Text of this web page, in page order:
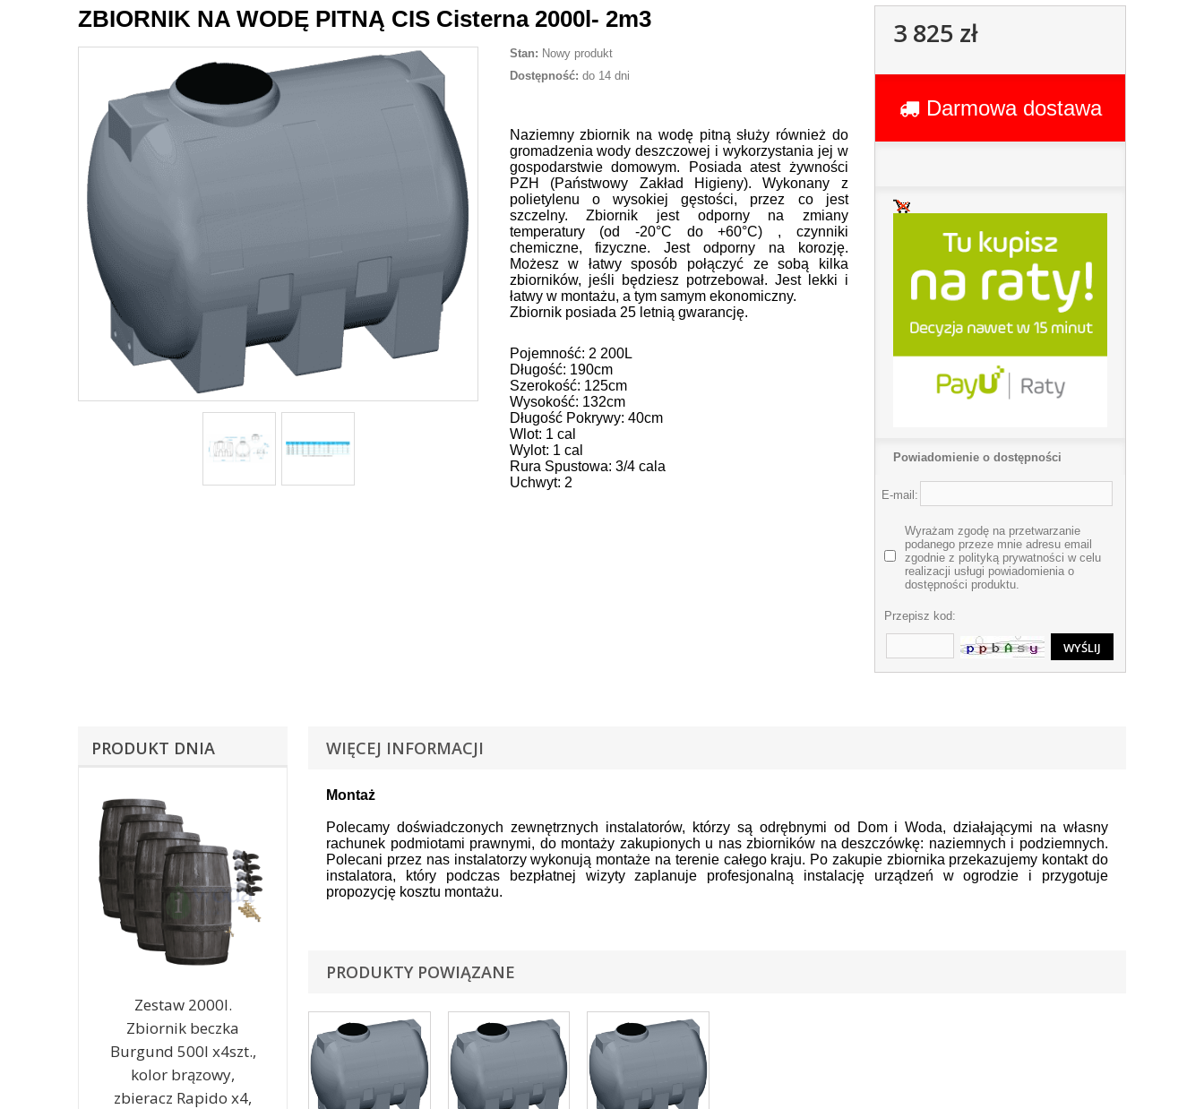
ZBIORNIK NA WODĘ PITNĄ CIS Cisterna 2000l- 2m3
Stan: Nowy produkt
Dostępność: do 14 dni
Naziemny zbiornik na wodę pitną służy również do
gromadzenia wody deszczowej i wykorzystania jej w
gospodarstwie domowym. Posiada atest żywności
PZH (Państwowy Zakład Higieny). Wykonany z
polietylenu o wysokiej gęstości, przez co jest
szczelny. Zbiornik jest odporny na zmiany
temperatury (od -20°C do +60°C) , czynniki
chemiczne, fizyczne. Jest odporny na korozję.
Możesz w łatwy sposób połączyć ze sobą kilka
zbiorników, jeśli będziesz potrzebował. Jest lekki i
łatwy w montażu, a tym samym ekonomiczny.
Zbiornik posiada 25 letnią gwarancję.
Pojemność: 2 200L
Długość: 190cm
Szerokość: 125cm
Wysokość: 132cm
Długość Pokrywy: 40cm
Wlot: 1 cal
Wylot: 1 cal
Rura Spustowa: 3/4 cala
Uchwyt: 2
3 825 zł
Darmowa dostawa
Powiadomienie o dostępności
E-mail:
Wyrażam zgodę na przetwarzanie
podanego przeze mnie adresu email
zgodnie z polityką prywatności w celu
realizacji usługi powiadomienia o
dostępności produktu.
Przepisz kod:
WIĘCEJ INFORMACJI
Montaż
Polecamy doświadczonych zewnętrznych instalatorów, którzy są odrębnymi od Dom i Woda, działającymi na własny
rachunek podmiotami prawnymi, do montaży zakupionych u nas zbiorników na deszczówkę: naziemnych i podziemnych.
Polecani przez nas instalatorzy wykonują montaże na terenie całego kraju. Po zakupie zbiornika przekazujemy kontakt do
instalatora, który podczas bezpłatnej wizyty zaplanuje profesjonalną instalację urządzeń w ogrodzie i przygotuje
propozycję kosztu montażu.
PRODUKTY POWIĄZANE
PRODUKT DNIA
Zestaw 2000l.
Zbiornik beczka
Burgund 500l x4szt.,
kolor brązowy,
zbieracz Rapido x4,